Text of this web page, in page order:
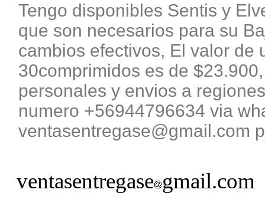
Tengo disponibles Sentis y
que son necesarios para su
cambios efectivos, El valor de
30comprimidos es de
personales y envios a
numero +56944796634 via
ventasentregase@gmail.com
ventasentregase gmail.com